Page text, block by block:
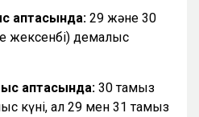
аптасында: 29 және 30
жексенбі) демалыс
аптасында: 30 тамыз
күні, ал 29 мен 31 тамыз